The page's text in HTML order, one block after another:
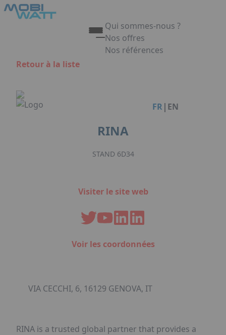
Aller au contenu principal
Qui sommes-nous ?
Nos offres
Nos références
FR | EN
Retour à la liste
RINA
STAND 6D34
Visiter le site web
Voir les coordonnées
VIA CECCHI, 6, 16129 GENOVA, IT
RINA is a trusted global partner that provides a
Panneau de gestion des cookies